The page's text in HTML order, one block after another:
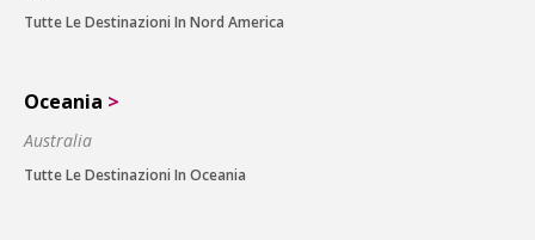
Tutte Le Destinazioni In Nord America
Oceania >
Australia
Tutte Le Destinazioni In Oceania